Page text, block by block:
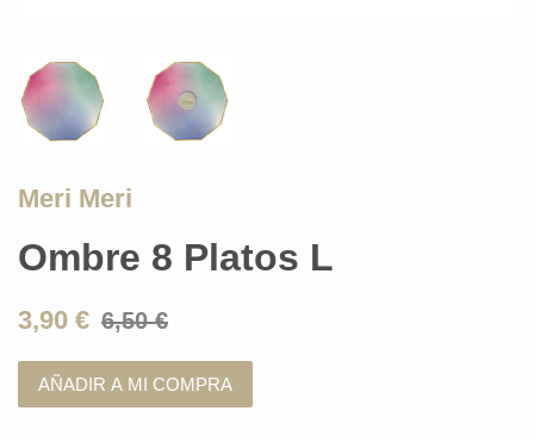
Meri Meri
Ombre 8 Platos L
3,90 € 6,50 €
AÑADIR A MI COMPRA